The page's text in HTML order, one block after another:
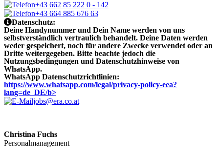
+43 662 85 222 0 - 142
+43 664 885 676 63
Datenschutz:
Deine Handynummer und Dein Name werden von uns
selbstverständlich vertraulich behandelt. Deine Daten werden
weder gespeichert, noch für andere Zwecke verwendet oder an
Dritte weitergegeben. Bitte beachte jedoch die
Nutzungsbedingungen und Datenschutzhinweise von
WhatsApp.
WhatsApp Datenschutzrichtlinien:
https://www.whatsapp.com/legal/privacy-policy-eea?
lang=de_DE/b>
jobs@era.co.at
Christina Fuchs
Personalmanagement